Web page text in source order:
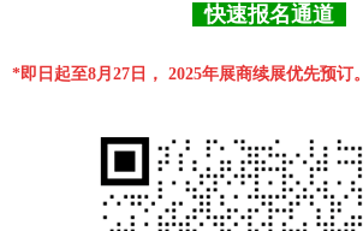
快速报名通道
*即日起至8月27日， 2025年展商续展优先预订。